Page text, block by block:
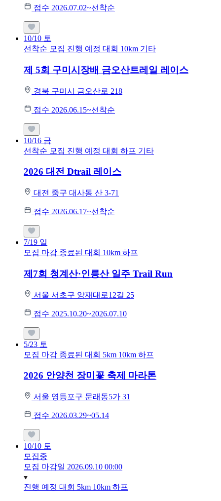
접수 2026.07.02~선착순
10/10 토
선착순 모집 진행 예정 대회 10km 기타
제 5회 구미시장배 금오산트레일 레이스
경북 구미시 금오산로 218
접수 2026.06.15~선착순
10/16 금
선착순 모집 진행 예정 대회 하프 기타
2026 대전 Dtrail 레이스
대전 중구 대사동 산 3-71
접수 2026.06.17~선착순
7/19 일
모집 마감 종료된 대회 10km 하프
제7회 청계산·인릉산 일주 Trail Run
서울 서초구 양재대로12길 25
접수 2025.10.20~2026.07.10
5/23 토
모집 마감 종료된 대회 5km 10km 하프
2026 안양천 장미꽃 축제 마라톤
서울 영등포구 문래동5가 31
접수 2026.03.29~05.14
10/10 토
모집중
모집 마감일 2026.09.10 00:00
진행 예정 대회 5km 10km 하프